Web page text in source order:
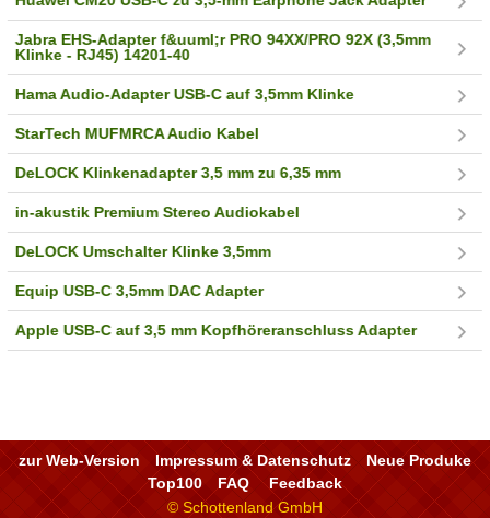
Jabra EHS-Adapter f&uuml;r PRO 94XX/PRO 92X (3,5mm
Klinke - RJ45) 14201-40
Hama Audio-Adapter USB-C auf 3,5mm Klinke
StarTech MUFMRCA Audio Kabel
DeLOCK Klinkenadapter 3,5 mm zu 6,35 mm
in-akustik Premium Stereo Audiokabel
DeLOCK Umschalter Klinke 3,5mm
Equip USB-C 3,5mm DAC Adapter
Apple USB-C auf 3,5 mm Kopfhöreranschluss Adapter
zur Web-Version Impressum & Datenschutz
Neue Produke
Top100
FAQ
Feedback
© Schottenland GmbH